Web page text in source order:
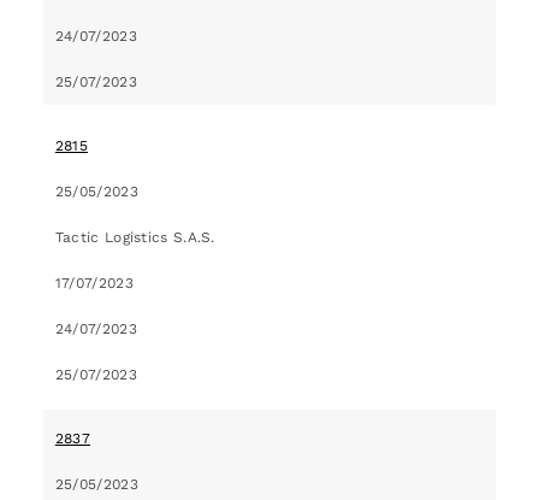
24/07/2023
25/07/2023
2815
25/05/2023
Tactic Logistics S.A.S.
17/07/2023
24/07/2023
25/07/2023
2837
25/05/2023